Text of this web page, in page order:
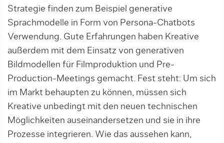
Strategie finden zum Beispiel generative
Sprachmodelle in Form von Persona-Chatbots
Verwendung. Gute Erfahrungen haben Kreative
außerdem mit dem Einsatz von generativen
Bildmodellen für Filmproduktion und Pre-
Production-Meetings gemacht. Fest steht: Um sich
im Markt behaupten zu können, müssen sich
Kreative unbedingt mit den neuen technischen
Möglichkeiten auseinandersetzen und sie in ihre
Prozesse integrieren. Wie das aussehen kann,